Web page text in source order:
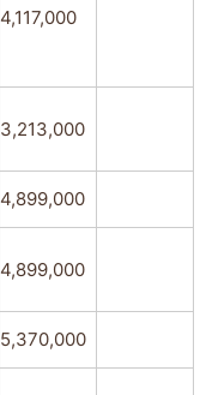
4,117,000
3,213,000
4,899,000
4,899,000
5,370,000